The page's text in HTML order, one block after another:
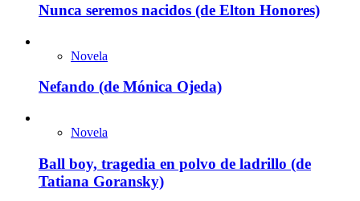
Nunca seremos nacidos (de Elton Honores)
Novela
Nefando (de Mónica Ojeda)
Novela
Ball boy, tragedia en polvo de ladrillo (de
Tatiana Goransky)